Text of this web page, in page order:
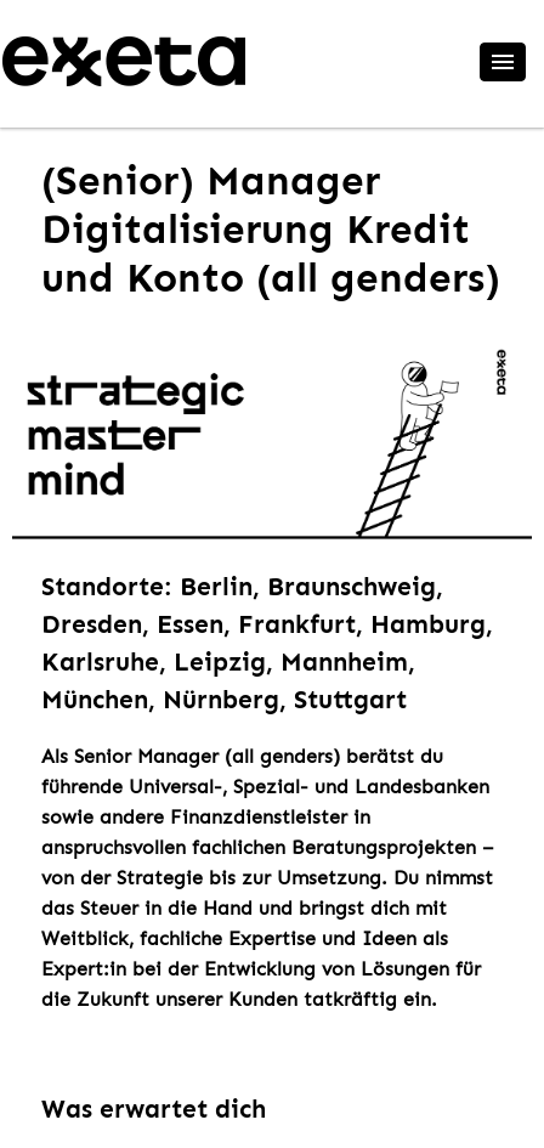
(Senior) Manager
Digitalisierung Kredit
und Konto (all genders)
Standorte: Berlin, Braunschweig,
Dresden, Essen, Frankfurt, Hamburg,
Karlsruhe, Leipzig, Mannheim,
München, Nürnberg, Stuttgart
Als Senior Manager (all genders) berätst du
führende Universal-, Spezial- und Landesbanken
sowie andere Finanzdienstleister in
anspruchsvollen fachlichen Beratungsprojekten –
von der Strategie bis zur Umsetzung. Du nimmst
das Steuer in die Hand und bringst dich mit
Weitblick, fachliche Expertise und Ideen als
Expert:in bei der Entwicklung von Lösungen für
die Zukunft unserer Kunden tatkräftig ein.
Was erwartet dich